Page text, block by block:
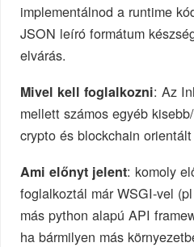
implementálnod a runtime
JSON leíró formátum
elvárás.
Mivel kell foglalkozni: Az
mellett számos egyéb
crypto és blockchain
Ami előnyt jelent: komoly
foglalkoztál már WSGI-vel
más python alapú API
ha bármilyen más